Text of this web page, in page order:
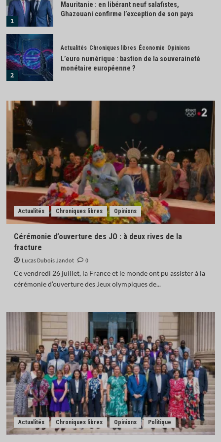
1
Mauritanie : en libérant neuf salafistes,
Ghazouani confirme l’exception de son pays
2
Actualités Chroniques libres Économie Opinions
L’euro numérique : bastion de la souveraineté
monétaire européenne ?
Actualités Économie
IA : la France investit 655 millions d’euros pour
renforcer sa souveraineté numérique
4
Actualités Afrique Monde
Madagascar : la transition Randrianirina ouvre
grand la porte à Moscou
Actualités Économie Industrie
L’Inde donne son feu vert à l’achat de 114 Rafale
Mauritanie : en libérant neuf salafistes,
Ghazouani confirme l’exception de son pays
Chroniques libres
L’euro numérique : bastion de la souveraineté
monétaire européenne ?
3
Actualités Économie
IA : la France investit 655 millions d’euros pour
renforcer sa souveraineté numérique
Actualités Afrique Monde
Actualités Chroniques libres Opinions
Cérémonie d’ouverture des JO : à deux rives de la
fracture
Lucas Dubois Jandot
0
Ce vendredi 26 juillet, la France et le monde ont pu assister à la
cérémonie d’ouverture des Jeux olympiques de...
Actualités Chroniques libres Opinions Politique